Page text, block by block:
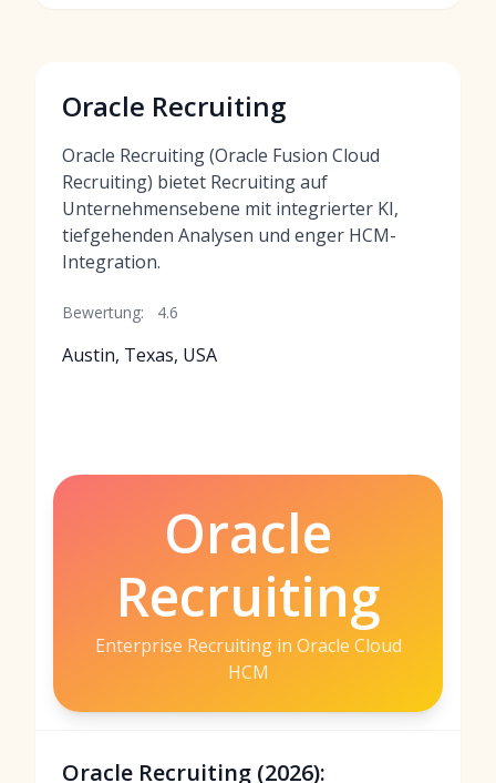
Oracle Recruiting
Oracle Recruiting (Oracle Fusion Cloud
Recruiting) bietet Recruiting auf
Unternehmensebene mit integrierter KI,
tiefgehenden Analysen und enger HCM-
Integration.
Bewertung: 4.6
Austin, Texas, USA
Oracle
Recruiting
Enterprise Recruiting in Oracle Cloud
HCM
Oracle Recruiting (2026):